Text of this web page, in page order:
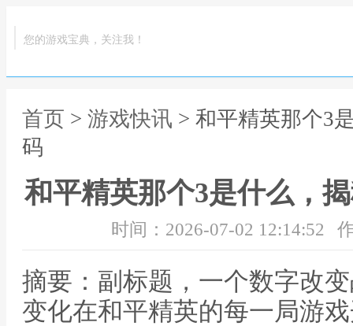
您的游戏宝典，关注我！
首页 > 游戏快讯 > 和平精英那个3
码
和平精英那个3是什么，
时间：2026-07-02 12:14:52
摘要：副标题，一个数字改
变化在和平精英的每一局游